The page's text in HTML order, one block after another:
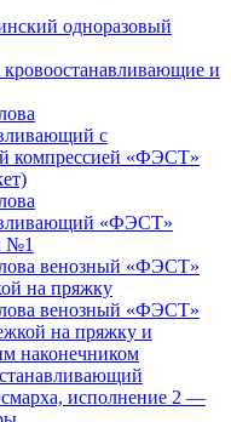
одноразовый
и
с
компрессией «ФЭСТ»
«ФЭСТ»
№1
венозный «ФЭСТ»
на пряжку
венозный «ФЭСТ»
на пряжку и
наконечником
исполнение 2 —